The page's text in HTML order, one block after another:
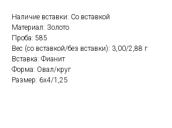
Наличие вставки: Со вставкой
Материал: Золото
Проба: 585
Вес (со вставкой/без вставки): 3,00/2,88 г
Вставка: Фианит
Форма: Овал/круг
Размер: 6x4/1,25